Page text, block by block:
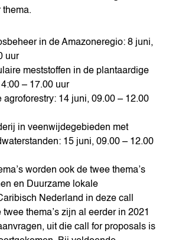
thema.
in de Amazoneregio: 8 juni,
uur
meststoffen in de plantaardige
– 17.00 uur
agroforestry: 14 juni, 09.00 – 12.00
in veenwijdegebieden met
15 juni, 09.00 – 12.00
worden ook de twee thema’s
en Duurzame lokale
Nederland in deze call
thema’s zijn al eerder in 2021
uit die call for proposals is